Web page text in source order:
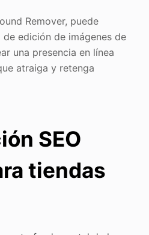
Remover, puede
edición de imágenes de
una presencia en línea
atraiga y retenga
SEO
tiendas